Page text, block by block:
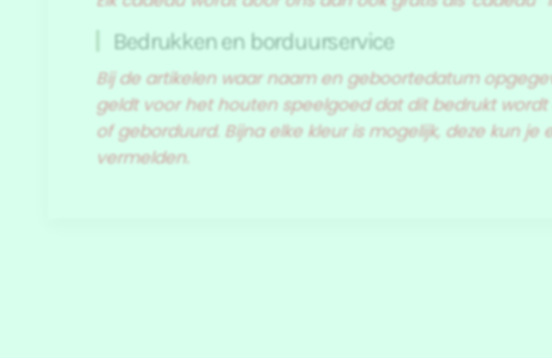
Bedrukken en borduurservice
Bij de artikelen waar naam en geboortedatum
geldt voor het houten speelgoed dat dit bedrukt
of geborduurd. Bijna elke kleur is mogelijk, deze kun je
vermelden.